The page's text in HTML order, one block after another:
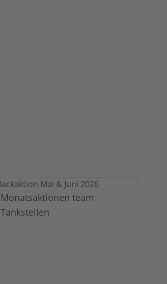
Monatsaktionen team
Tankstellen